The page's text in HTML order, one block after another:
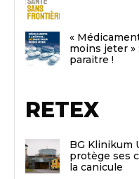
«
moins jeter »
paraitre !
RETEX
BG Klinikum
protège ses
la canicule